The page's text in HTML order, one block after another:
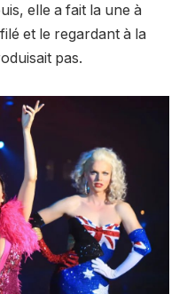
elle a fait la une à
et le regardant à la
pas.